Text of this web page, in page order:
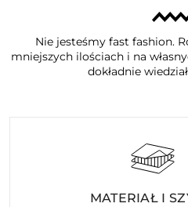
Nie jesteśmy fast fashion.
mniejszych ilościach i na
dokładnie
MATERIAŁ I